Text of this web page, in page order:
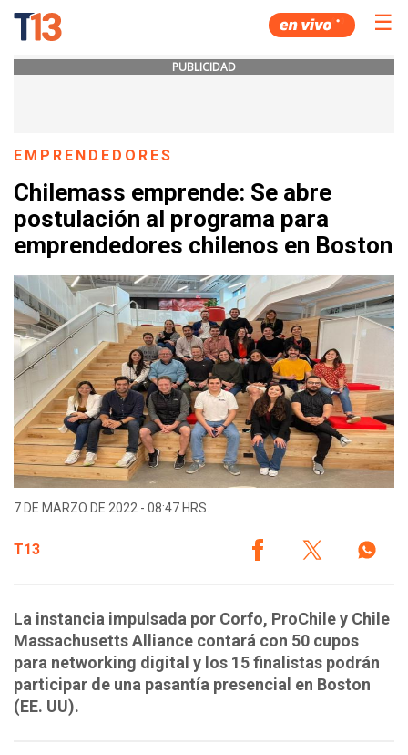
☰
PUBLICIDAD
EMPRENDEDORES
Chilemass emprende: Se abre
postulación al programa para
emprendedores chilenos en Boston
7 DE MARZO DE 2022 - 08:47 HRS.
T13
La instancia impulsada por Corfo, ProChile y Chile
Massachusetts Alliance contará con 50 cupos
para networking digital y los 15 finalistas podrán
participar de una pasantía presencial en Boston
(EE. UU).